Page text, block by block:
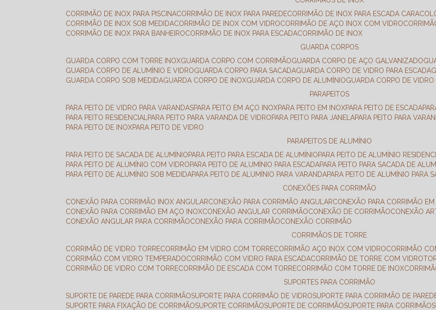
CORRIMÃO DE INOX PARA PISCINA
CORRIMÃO DE INOX PARA PAREDE CORRIMÃO DE INOX PARA ESCADA CARACOL
CORRIMÃO DE INOX SOB MEDIDA
CORRIMÃO DE INOX COM VIDRO CORRIMÃO DE AÇO INOX COM VIDRO
CORRIMÃO DE INOX PARA BANHEIRO
CORRIMÃO DE INOX PARA ESCADA
CORRIMÃO DE INOX
GUARDA CORPOS
GUARDA CORPO COM TORRE INOX
GUARDA CORPO COM CORRIMÃO GUARDA CORPO DE AÇO GALVANIZADO
GUARDA CORPO DE ALUMÍNIO E VIDRO
GUARDA CORPO PARA SACADA GUARDA CORPO DE VIDRO PARA ESCADA
GUARDA CORPO SOB MEDIDA
GUARDA CORPO DE INOX GUARDA CORPO DE ALUMÍNIO
GUARDA CORPO DE VIDRO
PARAPEITOS
PARA PEITO DE VIDRO PARA VARANDAS PARA PEITO EM AÇO INOX PARA PEITO EM INOX PARA PEITO DE ESCADA
PARA PEITO RESIDENCIAL
PARA PEITO PARA VARANDA DE VIDRO PARA PEITO PARA JANELA PARA PEITO PARA
PARA PEITO DE INOX PARA PEITO DE VIDRO
PARAPEITOS DE ALUMÍNIO
PARA PEITO DE SACADA DE ALUMÍNIO PARA PEITO PARA ESCADA DE ALUMÍNIO PARA PEITO DE ALUMÍNIO
PARA PEITO DE ALUMÍNIO COM VIDRO PARA PEITO DE ALUMÍNIO PARA ESCADA PARA PEITO PARA SACADA DE
PARA PEITO DE ALUMÍNIO SOB MEDIDA PARA PEITO DE ALUMÍNIO PARA VARANDA PARA PEITO DE ALUMÍNIO PARA
CONEXÕES PARA CORRIMÃO
CONEXÃO PARA CORRIMÃO INOX ANGULAR
CONEXÃO PARA CORRIMÃO ANGULAR CONEXÃO PARA CORRIMÃO
CONEXÃO PARA CORRIMÃO EM AÇO INOX
CONEXÃO ANGULAR CORRIMÃO CONEXÃO DE CORRIMÃO
CONEXÃO
CONEXÃO ANGULAR PARA CORRIMÃO
CONEXÃO PARA CORRIMÃO
CONEXÃO CORRIMÃO
CORRIMÃOS DE TORRE
CORRIMÃO DE VIDRO TORRE
CORRIMÃO EM VIDRO COM TORRE CORRIMÃO AÇO INOX COM VIDRO
CORRIMÃO
CORRIMÃO COM VIDRO TEMPERADO
CORRIMÃO COM VIDRO PARA ESCADA CORRIMÃO DE TORRE COM VIDRO
CORRIMÃO DE VIDRO COM TORRE
CORRIMÃO DE ESCADA COM TORRE CORRIMÃO COM TORRE DE INOX
SUPORTES PARA CORRIMÃO
SUPORTE DE PAREDE PARA CORRIMÃO
SUPORTE PARA CORRIMÃO DE VIDRO SUPORTE PARA CORRIMÃO DE
SUPORTE PARA FIXAÇÃO DE CORRIMÃO
SUPORTE CORRIMÃO SUPORTE DE CORRIMÃO SUPORTE PARA CORRIMÃO